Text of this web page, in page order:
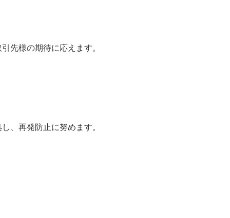
先様の期待に応えます。
、再発防止に努めます。